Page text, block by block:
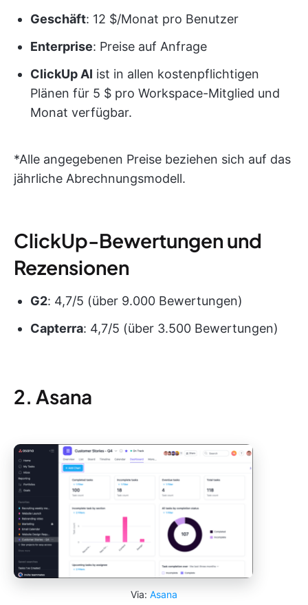
Geschäft: 12 $/Monat pro Benutzer
Enterprise: Preise auf Anfrage
ClickUp AI ist in allen kostenpflichtigen
Plänen für 5 $ pro Workspace-Mitglied und
Monat verfügbar.
*Alle angegebenen Preise beziehen sich auf das
jährliche Abrechnungsmodell.
ClickUp-Bewertungen und
Rezensionen
G2: 4,7/5 (über 9.000 Bewertungen)
Capterra: 4,7/5 (über 3.500 Bewertungen)
2. Asana
Via: Asana